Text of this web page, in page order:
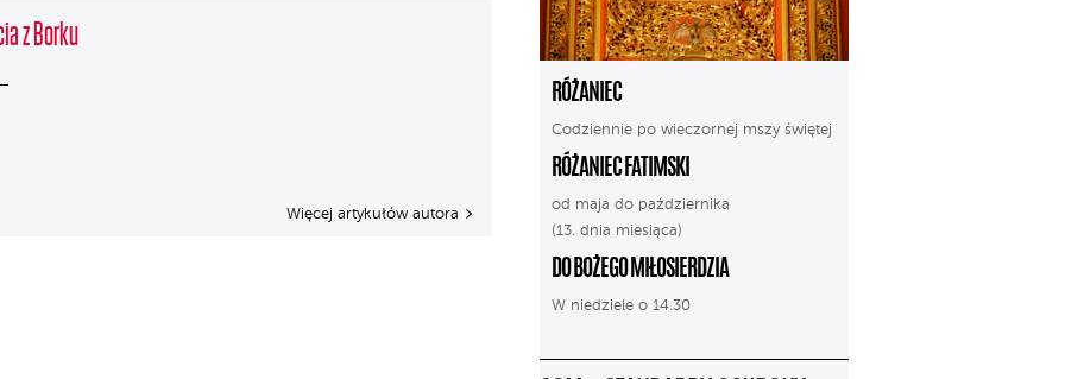
z Borku
Więcej artykułów autora
RÓŻANIEC
Codziennie po wieczornej mszy świętej
RÓŻANIEC FATIMSKI
od maja do października
(13. dnia miesiąca)
DO BOŻEGO MIŁOSIERDZIA
W niedziele o 14.30